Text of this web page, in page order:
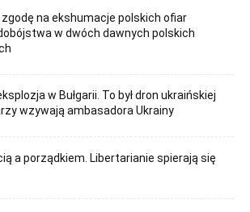
na ekshumacje polskich ofiar
w dwóch dawnych polskich
w Bułgarii. To był dron ukraińskiej
wzywają ambasadora Ukrainy
a porządkiem. Libertarianie spierają się